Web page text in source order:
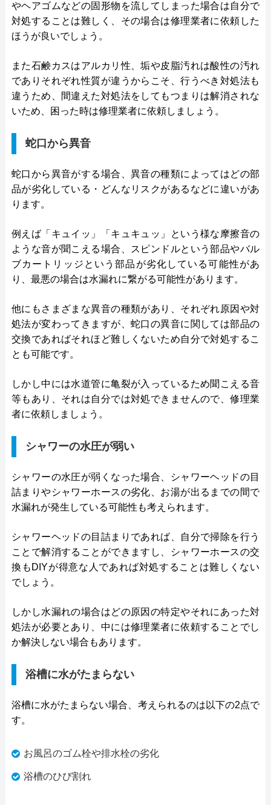
やヘアゴムなどの固形物を流してしまった場合は自分で
対処することは難しく、その場合は修理業者に依頼した
ほうが良いでしょう。
また石鹸カスはアルカリ性、垢や皮脂汚れは酸性の汚れ
でありそれぞれ性質が違うからこそ、行うべき対処法も
違うため、間違えた対処法をしてもつまりは解消されな
いため、困った時は修理業者に依頼しましょう。
蛇口から異音
蛇口から異音がする場合、異音の種類によってはどの部
品が劣化している・どんなリスクがあるなどに違いがあ
ります。
例えば「キュイッ」「キュキュッ」という様な摩擦音の
ような音が聞こえる場合、スピンドルという部品やバル
ブカートリッジという部品が劣化している可能性があ
り、最悪の場合は水漏れに繋がる可能性があります。
他にもさまざまな異音の種類があり、それぞれ原因や対
処法が変わってきますが、蛇口の異音に関しては部品の
交換であればそれほど難しくないため自分で対処するこ
とも可能です。
しかし中には水道管に亀裂が入っているため聞こえる音
等もあり、それは自分では対処できませんので、修理業
者に依頼しましょう。
シャワーの水圧が弱い
シャワーの水圧が弱くなった場合、シャワーヘッドの目
詰まりやシャワーホースの劣化、お湯が出るまでの間で
水漏れが発生している可能性も考えられます。
シャワーヘッドの目詰まりであれば、自分で掃除を行う
ことで解消することができますし、シャワーホースの交
換もDIYが得意な人であれば対処することは難しくない
でしょう。
しかし水漏れの場合はどの原因の特定やそれにあった対
処法が必要とあり、中には修理業者に依頼することでし
か解決しない場合もあります。
浴槽に水がたまらない
浴槽に水がたまらない場合、考えられるのは以下の2点で
す。
お風呂のゴム栓や排水栓の劣化
浴槽のひび割れ